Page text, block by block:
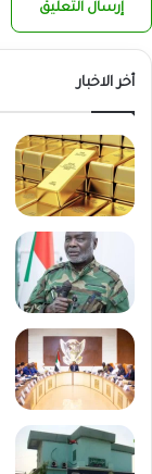
أخر الاخبار